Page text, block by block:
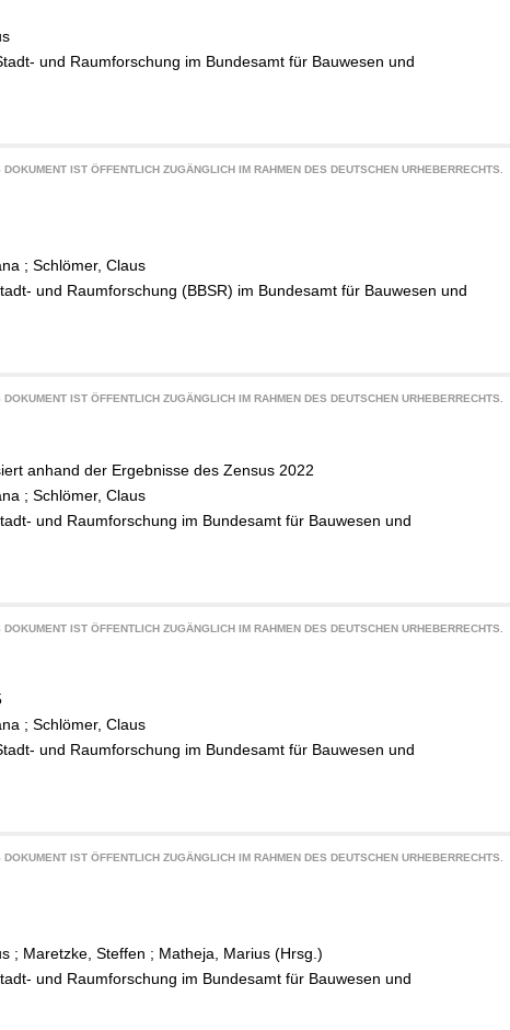
und Raumforschung im Bundesamt für Bauwesen und
DOKUMENT IST ÖFFENTLICH ZUGÄNGLICH IM RAHMEN DES DEUTSCHEN URHEBERRECHTS.
; Schlömer, Claus
und Raumforschung (BBSR) im Bundesamt für Bauwesen und
DOKUMENT IST ÖFFENTLICH ZUGÄNGLICH IM RAHMEN DES DEUTSCHEN URHEBERRECHTS.
anhand der Ergebnisse des Zensus 2022
; Schlömer, Claus
und Raumforschung im Bundesamt für Bauwesen und
DOKUMENT IST ÖFFENTLICH ZUGÄNGLICH IM RAHMEN DES DEUTSCHEN URHEBERRECHTS.
; Schlömer, Claus
und Raumforschung im Bundesamt für Bauwesen und
DOKUMENT IST ÖFFENTLICH ZUGÄNGLICH IM RAHMEN DES DEUTSCHEN URHEBERRECHTS.
; Maretzke, Steffen ; Matheja, Marius (Hrsg.)
und Raumforschung im Bundesamt für Bauwesen und